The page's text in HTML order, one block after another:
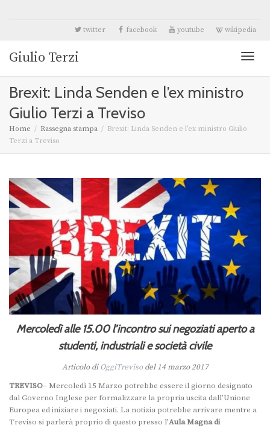
twitter facebook youtube wikipedia
Giulio Terzi
Brexit: Linda Senden e l’ex ministro
Giulio Terzi a Treviso
Home Rassegna stampa
Brexit: Linda Senden e l’ex ministro Giulio
Terzi a Treviso
Mercoledì alle 15.00 l’incontro sui negoziati aperto a
studenti, industriali e società civile
Articolo diOggiTrevisodel 14 marzo 2017
TREVISO– Mercoledì 15 Marzo potrebbe essere il giorno designato
dal Governo Inglese per formalizzare la propria uscita dall’Unione
Europea ed iniziare i negoziati. La notizia potrebbe arrivare mentre a
Treviso si parlerà proprio di questo presso l’Aula Magna di